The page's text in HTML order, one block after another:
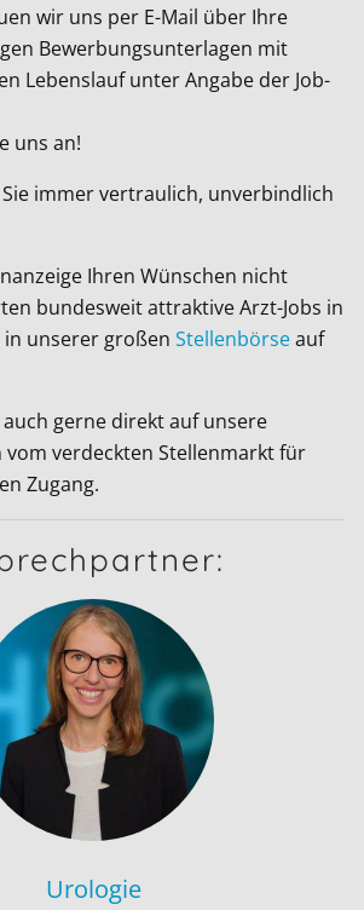
wir uns per E-Mail über Ihre
Bewerbungsunterlagen mit
Lebenslauf unter Angabe der Job-
uns an!
immer vertraulich, unverbindlich
Ihren Wünschen nicht
bundesweit attraktive Arzt-Jobs in
in unserer großen Stellenbörseauf
gerne direkt auf unsere
vom verdeckten Stellenmarkt für
Zugang.
Urologie